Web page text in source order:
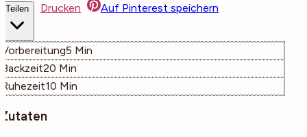
Teilen Drucken Auf Pinterest speichern
Vorbereitung5 Minuten
Min
Backzeit20 Minuten
Min
Ruhezeit10 Minuten
Min
Zutaten